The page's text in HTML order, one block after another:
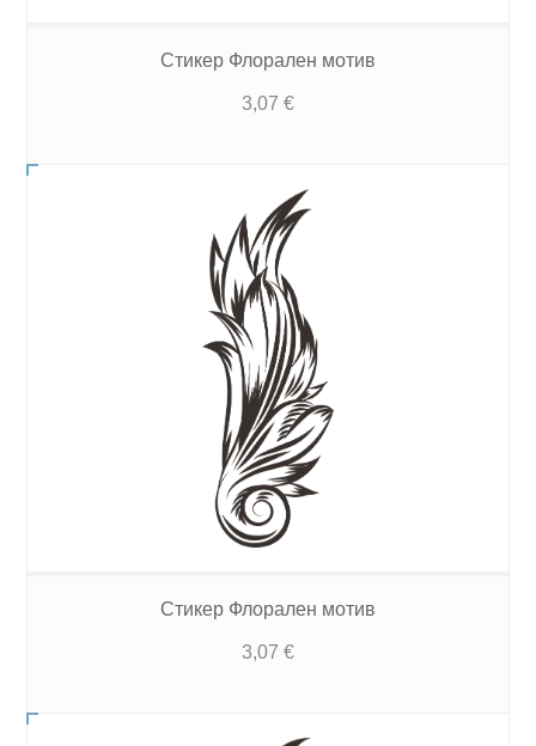
Стикер Флорален мотив
3,07 €
Стикер Флорален мотив
3,07 €